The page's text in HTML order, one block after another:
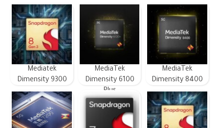
MediaTek
Dimensity 8400
MediaTek
Dimensity 6100
Plus
Mediatek
Dimensity 9300